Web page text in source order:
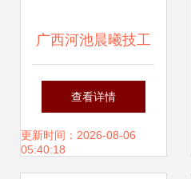
广西河池晨曦技工
学校 培养软件开发
人才的沃土
查看详情
更新时间：2026-08-06
05:40:18